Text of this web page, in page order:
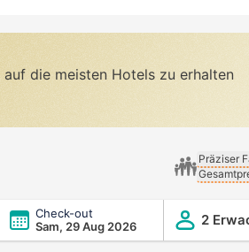
auf die meisten Hotels zu erhalten
Präziser
Check-out
Sam, 29 Aug 2026
2